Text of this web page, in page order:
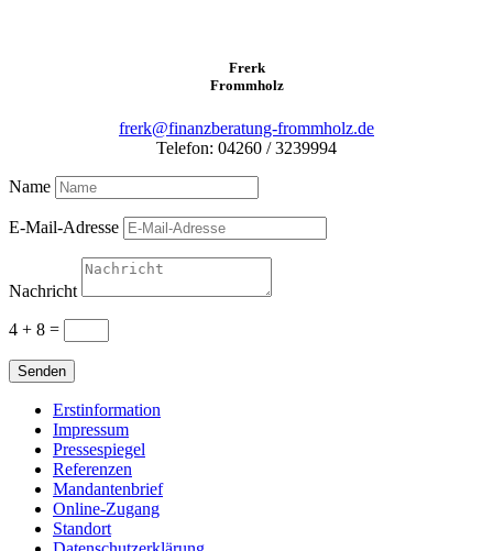
Frerk
Frommholz
frerk@finanzberatung-frommholz.de
Telefon: 04260 / 3239994
Name
E-Mail-Adresse
Nachricht
4 + 8 =
Senden
Erstinformation
Impressum
Pressespiegel
Referenzen
Mandantenbrief
Online-Zugang
Standort